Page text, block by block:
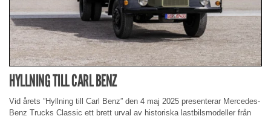
HYLLNING TILL CARL BENZ
Vid årets ”Hyllning till Carl Benz” den 4 maj 2025 presenterar Mercedes-
Benz Trucks Classic ett brett urval av historiska lastbilsmodeller från